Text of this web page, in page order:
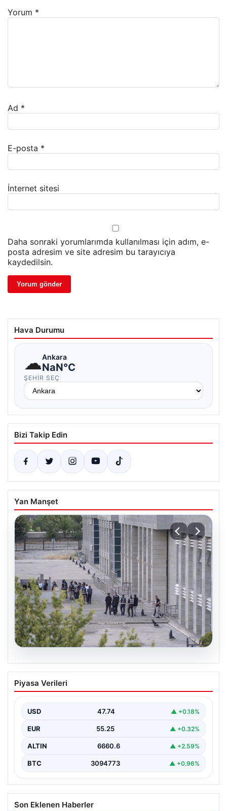
Yorum *
Ad *
E-posta *
İnternet sitesi
Daha sonraki yorumlarımda kullanılması için adım, e-
posta adresim ve site adresim bu tarayıcıya
kaydedilsin.
Hava Durumu
☁Ankara
NaN°C
ŞEHIR SEÇ
Bizi Takip Edin
Yan Manşet
05.08.2026
Etimesgut Belediyesi’nde Soruşturma
Derinleşiyor: Başkan Yardımcısı Mutlu
Çıktı
Ankara Batı Cumhuriyet Başsavcılığı tarafından
yürütülen kapsamlı soruşturma kapsamında Etimesgut
Belediyesi’nin önemli isimlerinden Belediye…
Piyasa Verileri
USD 47.74 ▲ +0.18%
EUR 55.25 ▲ +0.32%
ALTIN 6660.6 ▲ +2.59%
BTC 3094773 ▲ +0.96%
Son Eklenen Haberler